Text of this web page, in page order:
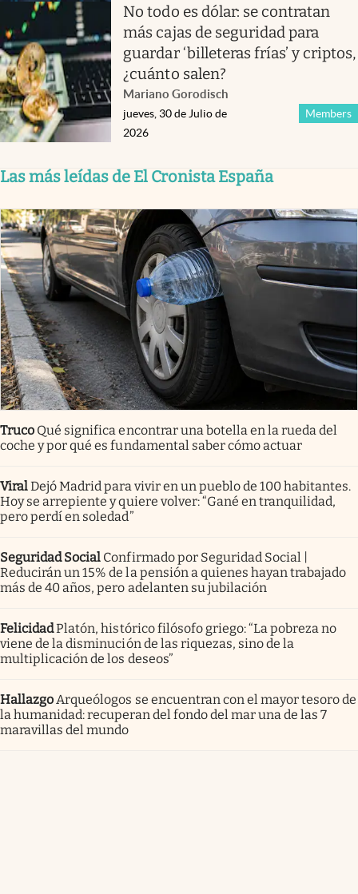
No todo es dólar: se contratan
más cajas de seguridad para
guardar ‘billeteras frías’ y criptos,
¿cuánto salen?
Mariano Gorodisch
Members
jueves, 30 de Julio de
2026
Las más leídas de El Cronista España
Truco Qué significa encontrar una botella en la rueda del
coche y por qué es fundamental saber cómo actuar
ViralDejó Madrid para vivir en un pueblo de 100 habitantes.
Hoy se arrepiente y quiere volver: “Gané en tranquilidad,
pero perdí en soledad”
Seguridad Social Confirmado por Seguridad Social |
Reducirán un 15% de la pensión a quienes hayan trabajado
más de 40 años, pero adelanten su jubilación
FelicidadPlatón, histórico filósofo griego: “La pobreza no
viene de la disminución de las riquezas, sino de la
multiplicación de los deseos”
Hallazgo Arqueólogos se encuentran con el mayor tesoro de
la humanidad: recuperan del fondo del mar una de las 7
maravillas del mundo